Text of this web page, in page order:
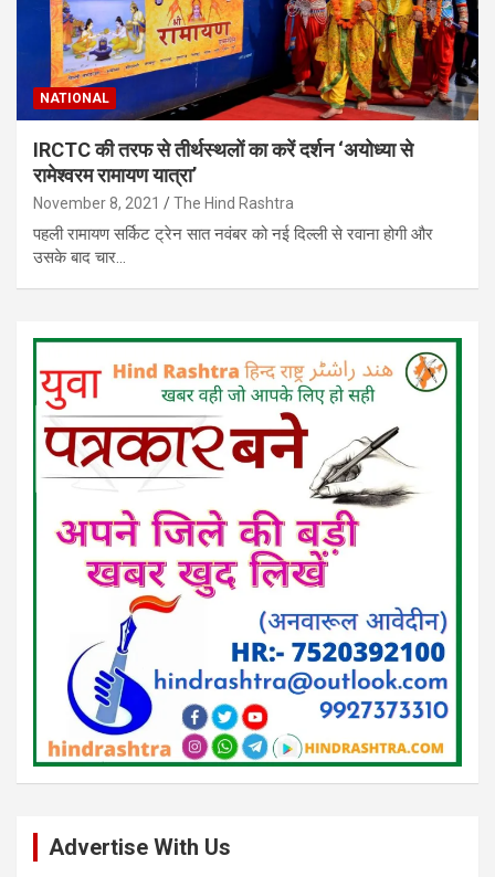
NATIONAL
IRCTC की तरफ से तीर्थस्थलों का करें दर्शन ‘अयोध्या से
रामेश्वरम रामायण यात्रा’
November 8, 2021 The Hind Rashtra
पहली रामायण सर्किट ट्रेन सात नवंबर को नई दिल्ली से रवाना होगी और
उसके बाद चार…
Advertise With Us